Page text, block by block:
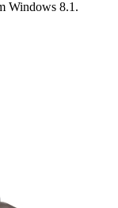
Windows 8.1.